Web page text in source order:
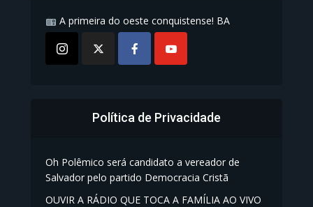
A primeira do oeste conquistense! BA
Política de Privacidade
Oh Polêmico será candidato a vereador de
Salvador pelo partido Democracia Cristã
OUVIR A RÁDIO QUE TOCA A FAMÍLIA AO VIVO